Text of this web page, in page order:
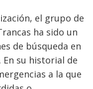
el grupo de
ha sido un
de búsqueda en
su historial de
a la que